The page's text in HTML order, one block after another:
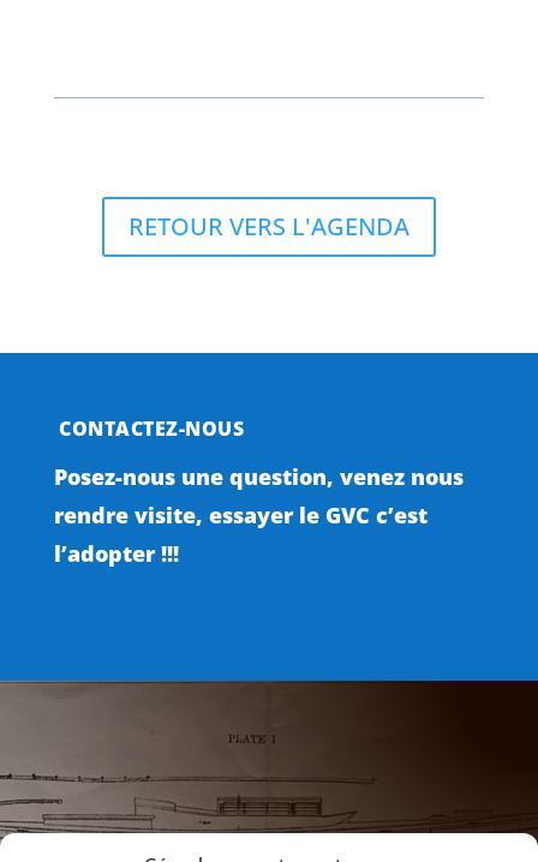
RETOUR VERS L'AGENDA
CONTACTEZ-NOUS
Posez-nous une question, venez nous
rendre visite, essayer le GVC c’est
l’adopter !!!
NOTRE ADRESSE